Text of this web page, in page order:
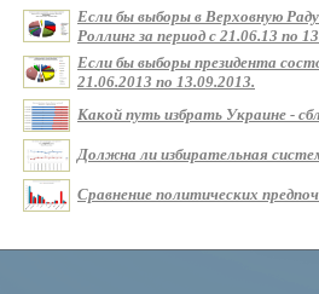
Если бы выборы в Верховную
Роллинг за период с 21.06.13 по
Если бы выборы президента
21.06.2013 по 13.09.2013.
Какой путь избрать Украине -
Должна ли избирательная
Сравнение политических